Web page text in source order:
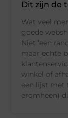
Dit zijn de
Wat veel
goede
Niet ‘een
maar echte
winkel of
een lijst met
eromheen)